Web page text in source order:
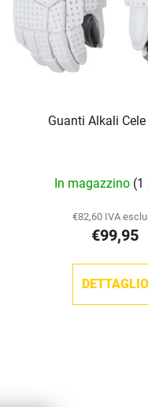
e
i
p
r
d
o
i
Guanti Alkali Cele
In magazzino (1
€82,60 IVA
€99,95
DETTAGLIO